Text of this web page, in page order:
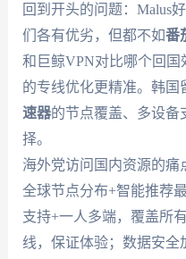
回到开头的问题：Malus
们各有优劣，但都不如番
和巨鲸VPN对比哪个回国
的专线优化更精准。韩国
速器的节点覆盖、多设备
择。
海外党访问国内资源的痛
全球节点分布+智能推荐
支持+一人多端，覆盖所
线，保证体验；数据安全